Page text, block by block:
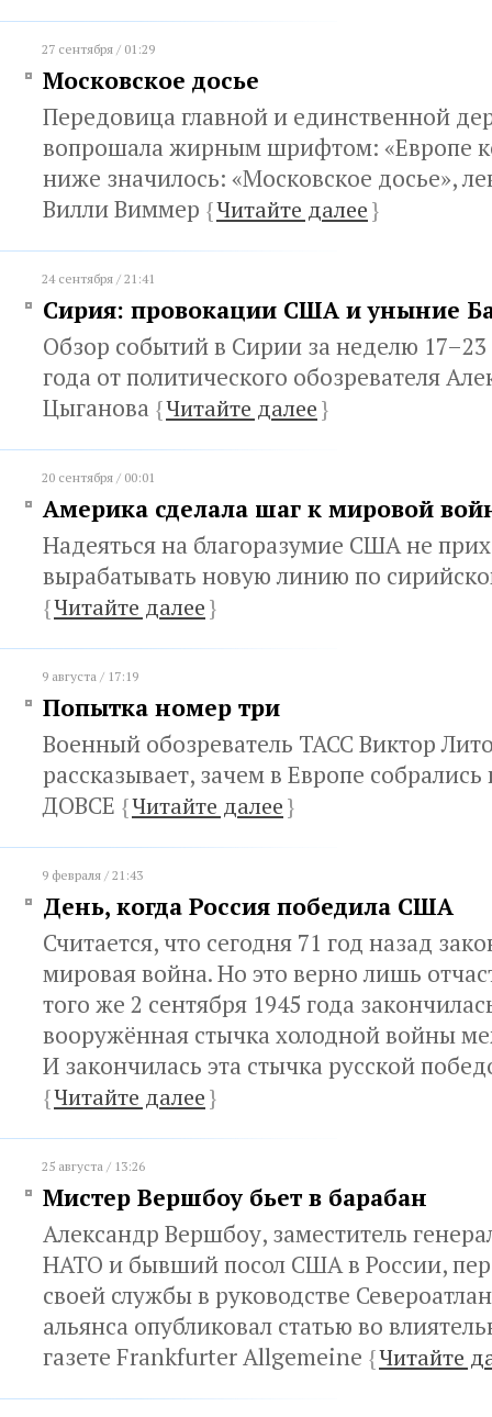
27 сентября / 01:29
Московское досье
Передовица главной и единственной
вопрошала жирным шрифтом: «Европе
ниже значилось: «Московское досье»,
Вилли Виммер {Читайте далее}
24 сентября / 21:41
Сирия: провокации США и уныние
Обзор событий в Сирии за неделю 17–23
года от политического обозревателя
Цыганова {Читайте далее}
20 сентября / 00:01
Америка сделала шаг к мировой
Надеяться на благоразумие США не
вырабатывать новую линию по
{Читайте далее}
9 августа / 17:19
Попытка номер три
Военный обозреватель ТАСС Виктор
рассказывает, зачем в Европе
ДОВСЕ {Читайте далее}
9 февраля / 21:43
День, когда Россия победила США
Считается, что сегодня 71 год назад
мировая война. Но это верно лишь
того же 2 сентября 1945 года
вооружённая стычка холодной войны
И закончилась эта стычка русской
{Читайте далее}
25 августа / 13:26
Мистер Вершбоу бьет в барабан
Александр Вершбоу, заместитель
НАТО и бывший посол США в России,
своей службы в руководстве
альянса опубликовал статью во
газете Frankfurter Allgemeine {Читайте